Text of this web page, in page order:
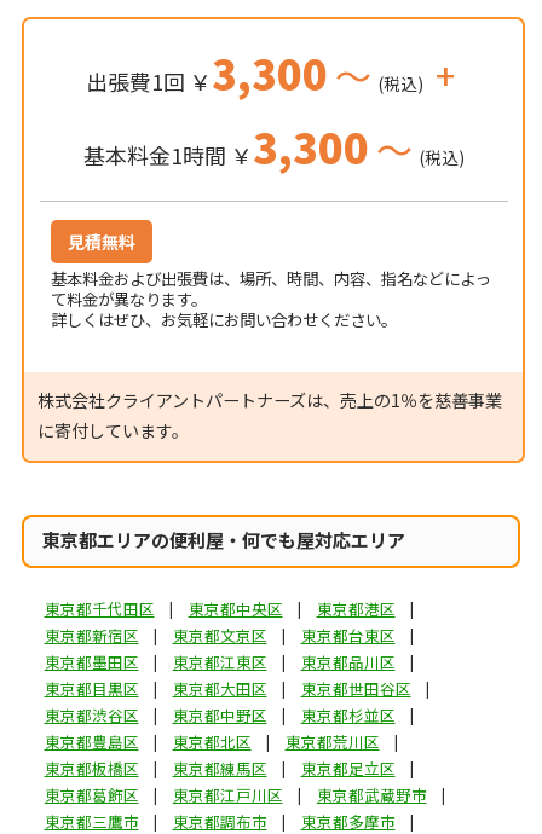
出張費1回 ￥3,300～ (税込) +
基本料金1時間 ￥3,300～ (税込)
見積無料
基本料金および出張費は、場所、時間、内容、指名などによっ
て料金が異なります。
詳しくはぜひ、お気軽にお問い合わせください。
株式会社クライアントパートナーズは、売上の1％を慈善事業
に寄付しています。
東京都エリアの便利屋・何でも屋対応エリア
東京都千代田区 東京都中央区
東京都港区
東京都新宿区
東京都文京区
東京都台東区
東京都墨田区
東京都江東区
東京都品川区
東京都目黒区
東京都大田区
東京都世田谷区
東京都渋谷区
東京都中野区
東京都杉並区
東京都豊島区
東京都北区
東京都荒川区
東京都板橋区
東京都練馬区
東京都足立区
東京都葛飾区
東京都江戸川区
東京都武蔵野市
東京都三鷹市
東京都調布市
東京都多摩市